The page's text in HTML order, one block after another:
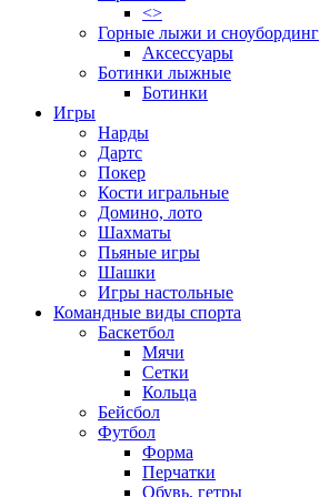
<>
Горные лыжи и сноубординг
Аксессуары
Ботинки лыжные
Ботинки
Игры
Нарды
Дартс
Покер
Кости игральные
Домино, лото
Шахматы
Пьяные игры
Шашки
Игры настольные
Командные виды спорта
Баскетбол
Мячи
Сетки
Кольца
Бейсбол
Футбол
Форма
Перчатки
Обувь, гетры